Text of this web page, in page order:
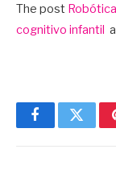
The post
cognitivo infantil
Facebook